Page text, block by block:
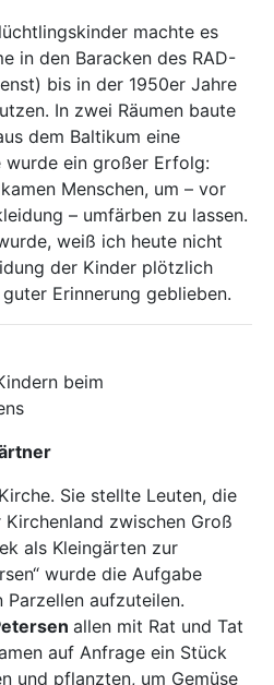
machte es
in den Baracken des RAD-
bis in der 1950er Jahre
In zwei Räumen baute
dem Baltikum eine
wurde ein großer Erfolg:
Menschen, um – vor
– umfärben zu lassen.
weiß ich heute nicht
der Kinder plötzlich
Erinnerung geblieben.
beim
Sie stellte Leuten, die
zwischen Groß
als Kleingärten zur
wurde die Aufgabe
aufzuteilen.
allen mit Rat und Tat
auf Anfrage ein Stück
und pflanzten, um Gemüse